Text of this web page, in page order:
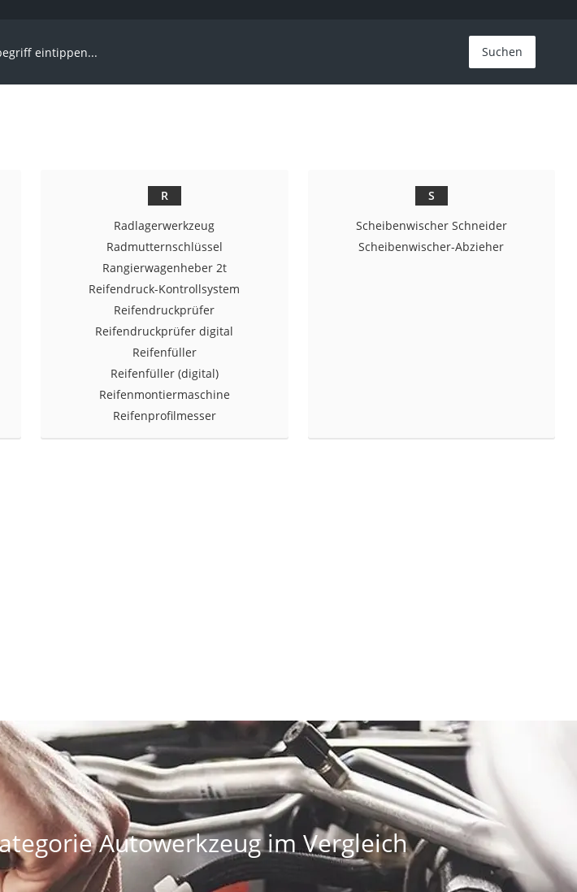
Suchen
R
Radlagerwerkzeug
Radmutternschlüssel
Rangierwagenheber 2t
Reifendruck-Kontrollsystem
Reifendruckprüfer
Reifendruckprüfer digital
Reifenfüller
Reifenfüller (digital)
Reifenmontiermaschine
Reifenprofilmesser
S
Scheibenwischer Schneider
Scheibenwischer-Abzieher
Autowerkzeug im Vergleich